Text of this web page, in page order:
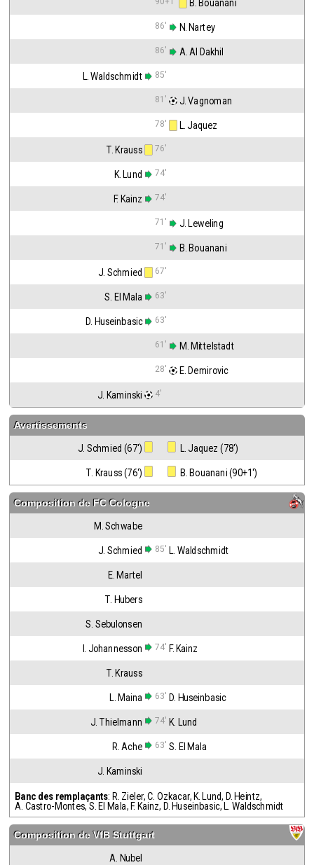
B. Bouanani
86' N. Nartey
86' A. Al Dakhil
L. Waldschmidt 85'
81' J. Vagnoman
78' L. Jaquez
T. Krauss 76'
K. Lund 74'
F. Kainz 74'
71' J. Leweling
71' B. Bouanani
J. Schmied 67'
S. El Mala 63'
D. Huseinbasic 63'
61' M. Mittelstadt
28' E. Demirovic
J. Kaminski 4'
Avertissements
J. Schmied (67') L. Jaquez (78')
T. Krauss (76') B. Bouanani (90+1')
Composition de FC Cologne
M. Schwabe
J. Schmied 85' L. Waldschmidt
E. Martel
T. Hubers
S. Sebulonsen
I. Johannesson 74' F. Kainz
T. Krauss
L. Maina 63' D. Huseinbasic
J. Thielmann 74' K. Lund
R. Ache 63' S. El Mala
J. Kaminski
Banc des remplaçants: R. Zieler,C. Ozkacar, K. Lund, D. Heintz,
A. Castro-Montes, S. El Mala, F. Kainz, D. Huseinbasic, L. Waldschmidt
Composition deVfB Stuttgart
A. Nubel